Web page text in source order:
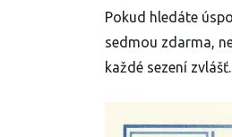
Pokud hledáte
sedmou zdarma,
každé sezení zvlášť.